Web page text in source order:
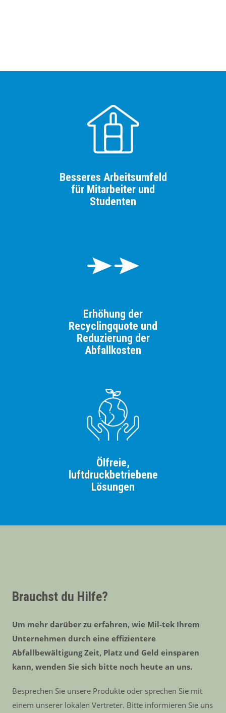
Besseres Arbeitsumfeld
für Mitarbeiter und
Studenten
Erhöhung der
Recyclingquote und
Reduzierung der
Abfallkosten
Ölfreie,
luftdruckbetriebene
Lösungen
Brauchst du Hilfe?
Um mehr darüber zu erfahren, wie Mil-tek Ihrem
Unternehmen durch eine effizientere
Abfallbewältigung Zeit, Platz und Geld einsparen
kann, wenden Sie sich bitte noch heute an uns.
Besprechen Sie unsere Produkte oder sprechen Sie mit
einem unserer lokalen Vertreter. Bitte informieren Sie uns